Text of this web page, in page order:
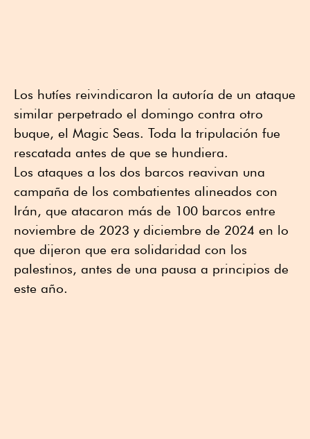
Los hutíes reivindicaron la autoría de un ataque
similar perpetrado el domingo contra otro
buque, el Magic Seas. Toda la tripulación fue
rescatada antes de que se hundiera.
Los ataques a los dos barcos reavivan una
campaña de los combatientes alineados con
Irán, que atacaron más de 100 barcos entre
noviembre de 2023 y diciembre de 2024 en lo
que dijeron que era solidaridad con los
palestinos, antes de una pausa a principios de
este año.